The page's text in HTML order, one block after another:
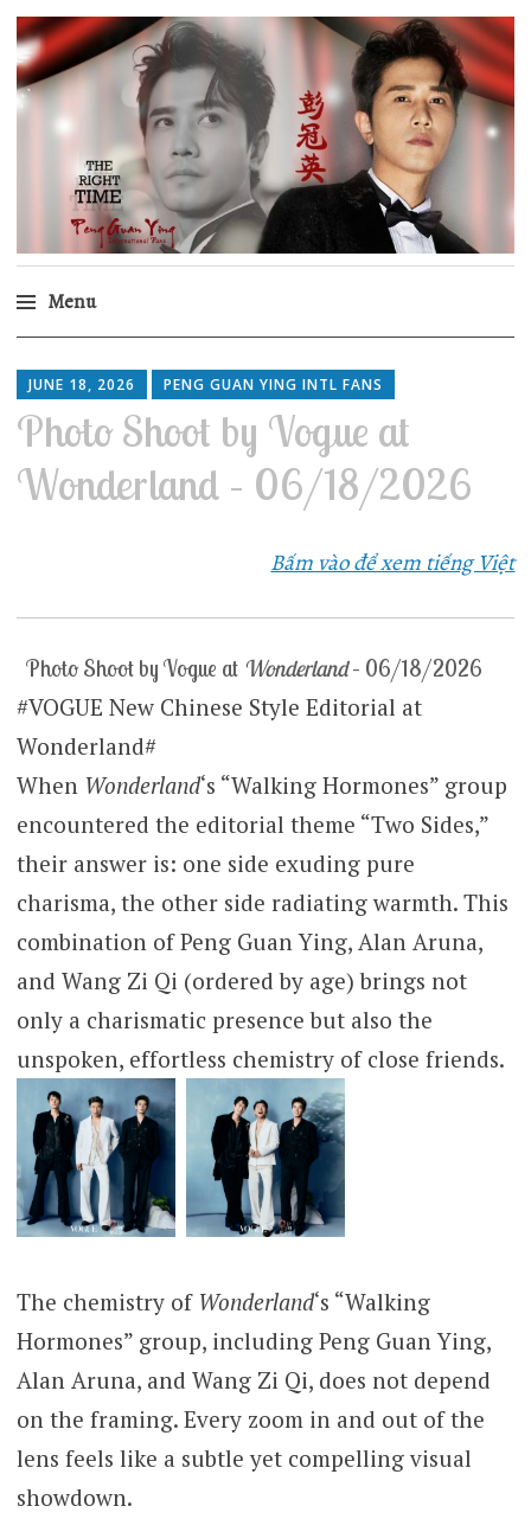
Peng Guan Ying
International Fans
Menu
to
content
JUNE 18, 2026 PENG GUAN YING INTL FANS
Photo Shoot by Vogue at
Wonderland – 06/18/2026
Bấm vào để xem tiếng Việt
Photo Shoot by Vogue at Wonderland– 06/18/2026
#VOGUE New Chinese Style Editorial at
Wonderland#
When Wonderland‘s “Walking Hormones” group
encountered the editorial theme “Two Sides,”
their answer is: one side exuding pure
charisma, the other side radiating warmth. This
combination of Peng Guan Ying, Alan Aruna,
and Wang Zi Qi (ordered by age) brings not
only a charismatic presence but also the
unspoken, effortless chemistry of close friends.
The chemistry of Wonderland‘s “Walking
Hormones” group, including Peng Guan Ying,
Alan Aruna, and Wang Zi Qi, does not depend
on the framing. Every zoom in and out of the
lens feels like a subtle yet compelling visual
showdown.